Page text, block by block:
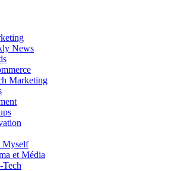
News
Marketing
Myself
et Média